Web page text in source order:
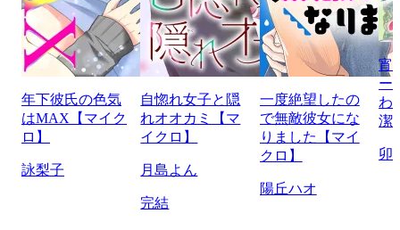
年下彼氏の色気
はMAX【マイク
ロ】
詠梨子
自惚れ女子と隠
れオオカミ【マ
イクロ】
月島よん
完結
一度絶望したの
で無敵彼女にな
りました【マイ
クロ】
陽丘ハオ
宵
ー
わ
潔
卯